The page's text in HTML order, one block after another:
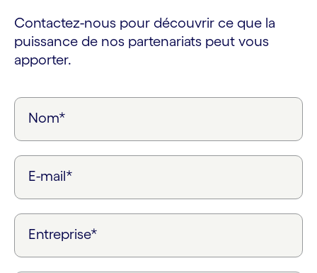
Contactez-nous pour découvrir ce que la
puissance de nos partenariats peut vous
apporter.
Nom*
E-mail*
Entreprise*